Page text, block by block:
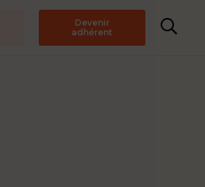
Devenir
adhérent